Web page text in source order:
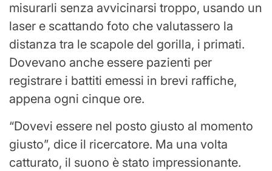
misurarli senza avvicinarsi troppo, usando un
laser e scattando foto che valutassero la
distanza tra le scapole del gorilla, i primati.
Dovevano anche essere pazienti per
registrare i battiti emessi in brevi raffiche,
appena ogni cinque ore.
“Dovevi essere nel posto giusto al momento
giusto”, dice il ricercatore. Ma una volta
catturato, il suono è stato impressionante.